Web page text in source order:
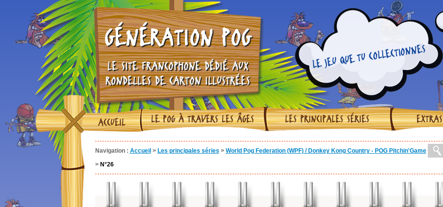
GÉNÉRATION POG
LE SITE FRANCOPHONE DÉDIÉ AUX
RONDELLES DE CARTON ILLUSTRÉES
LE JEU QUE TU COLLECTIONNES
ACCUEIL LE POG À TRAVERS LES ÂGES LES PRINCIPALES SÉRIES EXTRAS
Navigation : Accueil > Les principales séries > World Pog Federation (WPF) / Donkey Kong Country - POG Pitchin'Game
> N°26